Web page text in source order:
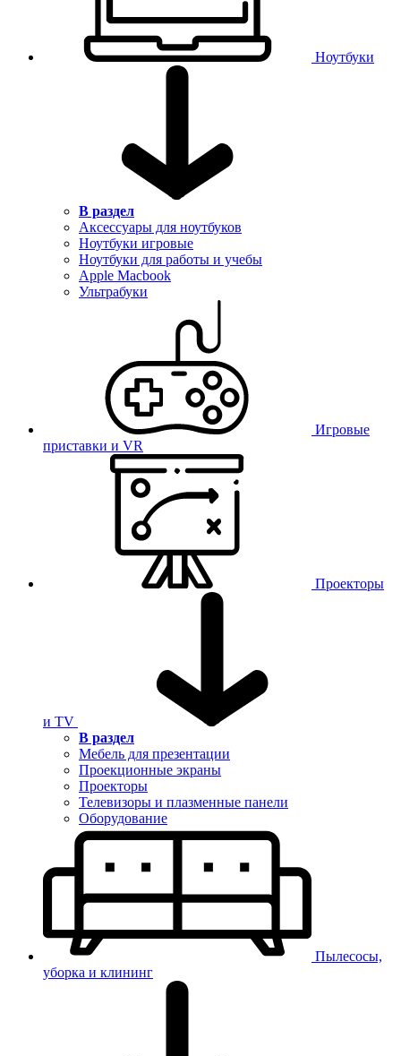
Ноутбуки
В раздел
Аксессуары для ноутбуков
Ноутбуки игровые
Ноутбуки для работы и учебы
Apple Macbook
Ультрабуки
Игровые
приставки и VR
Проекторы
и TV
В раздел
Мебель для презентации
Проекционные экраны
Проекторы
Телевизоры и плазменные панели
Оборудование
Пылесосы,
уборка и клининг